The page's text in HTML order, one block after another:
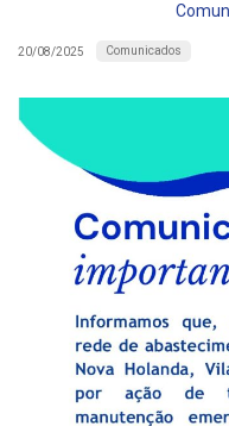
20/08/2025 Comunicados